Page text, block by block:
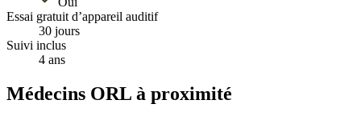
Essai gratuit d’appareil auditif
30 jours
Suivi inclus
4 ans
Médecins ORL à proximité